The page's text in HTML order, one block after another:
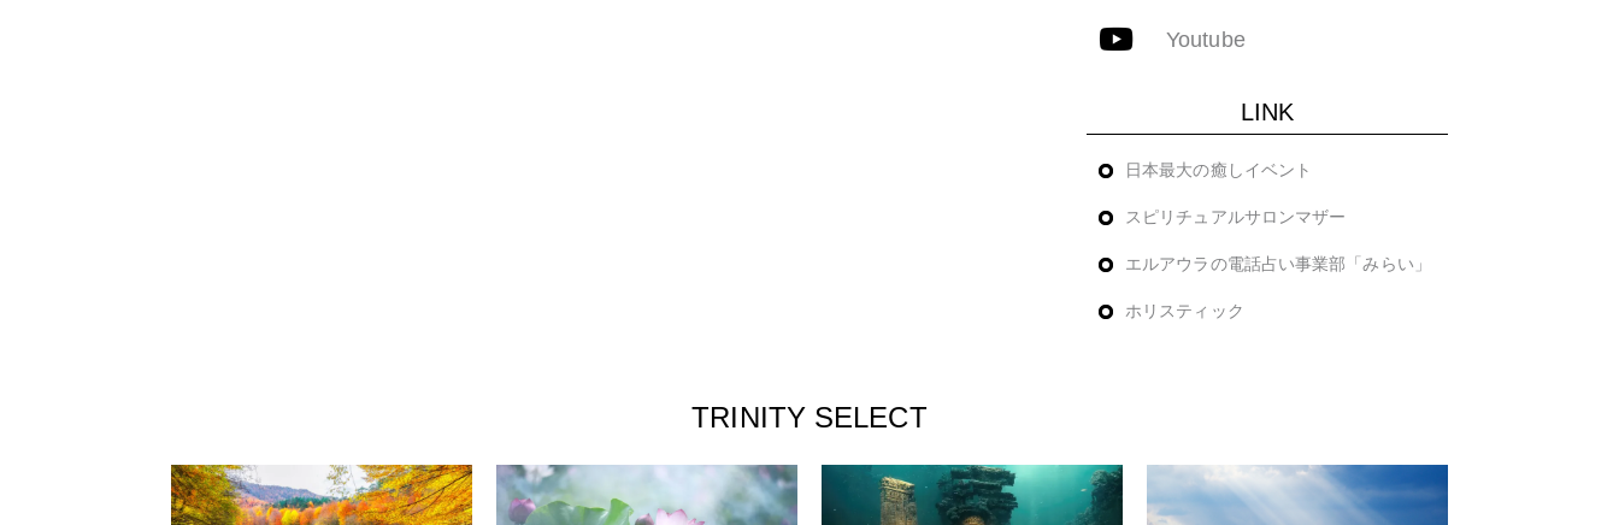
Youtube
LINK
日本最大の癒しイベント
スピリチュアルサロンマザー
エルアウラの電話占い事業部「みらい」
ホリスティック
TRINITY SELECT